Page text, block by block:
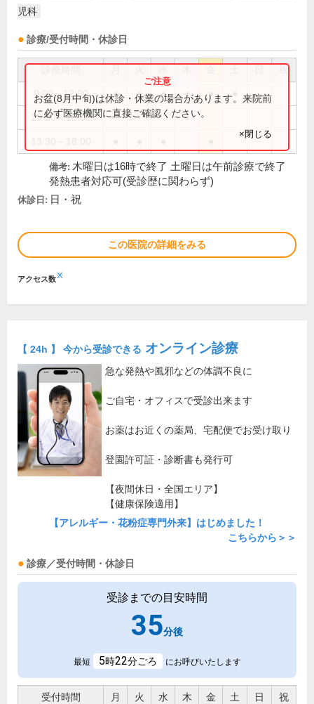
児科
診療/受付時間・休診日
祝
9:00～12:00 ● ● ● ● ●
13:30～16:00 ●
お盆(8月中旬)は休診・休業の場合があります。来院前
に必ず医療機関に直接ご確認ください。
×閉じる
備考: 木曜日は16時で終了 土曜日は午前診療で終了
発熱患者対応可(受診歴に関わらず)
休診日: 日・祝
この医院の詳細をみる
アクセス数※
【 24h 】 今から受診できる オンライン診療
急な発熱や風邪などの体調不良に
ご自宅・オフィスで受診出来ます
お薬はお近くの薬局、宅配便でお受け取り
登園許可証・診断書も発行可
【夜間休日・全国エリア】
【健康保険適用】
【アレルギー・花粉症専門外来】はじめました！
こちらから＞＞
診療／受付時間・休診日
受診までの目安時間
35分後
最短 5時22分ごろ にお呼びいたします
受付時間 月 火 水 木 金 土 日 祝